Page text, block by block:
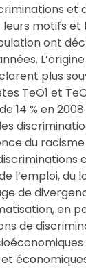
et
leurs motifs
ont
plus
TeO1 et
% en 2008
du
l’emploi, du
de
en
de